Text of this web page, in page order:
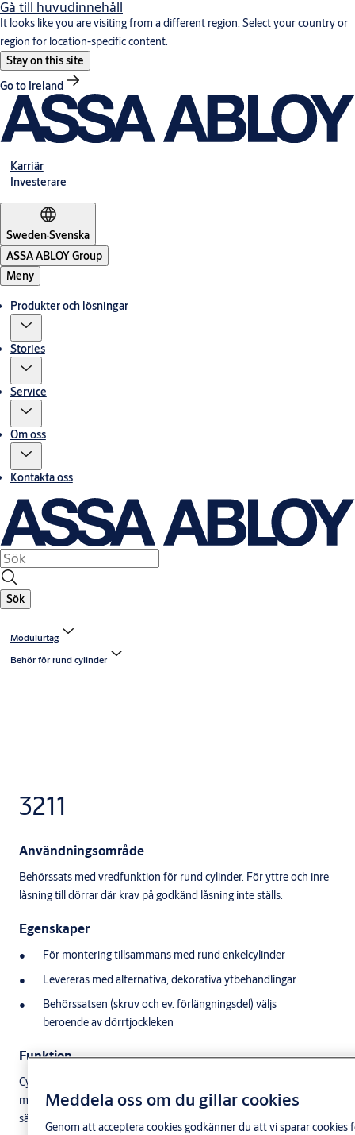
Gå till huvudinnehåll
It looks like you are visiting from a different region. Select your country or
region for location-specific content.
Stay on this site
Go to Ireland
Karriär
Investerare
Sweden·Svenska
ASSA ABLOY Group
Meny
Produkter och lösningar
Stories
Service
Om oss
Kontakta oss
Sök
Modulurtag
Behör för rund cylinder
3211
Användningsområde
Behörssats med vredfunktion för rund cylinder. För yttre och inre
låsning till dörrar där krav på godkänd låsning inte ställs.
Egenskaper
För montering tillsammans med rund enkelcylinder
Levereras med alternativa, dekorativa ytbehandlingar
Behörssatsen (skruv och ev. förlängningsdel) väljs
beroende av dörrtjockleken
Funktion
Cylinderbehör med vredfunktion. Lämpligt för montering ihop
med låshus med 360 graders nyckelvridning då magnetfunktion
säkerställer att roddarpilar alltid pekar nedåt.
Meddela oss om du gillar cookies
Genom att acceptera cookies godkänner du att vi sparar cookies